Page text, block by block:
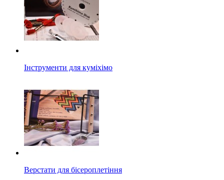
Інструменти для куміхімо
Верстати для бісероплетіння